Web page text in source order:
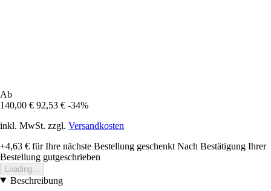
Ab
140,00 € 92,53 € -34%
inkl. MwSt. zzgl. Versandkosten
+4,63 € für Ihre nächste Bestellung geschenkt Nach Bestätigung Ihrer
Bestellung gutgeschrieben
Loading...
Beschreibung